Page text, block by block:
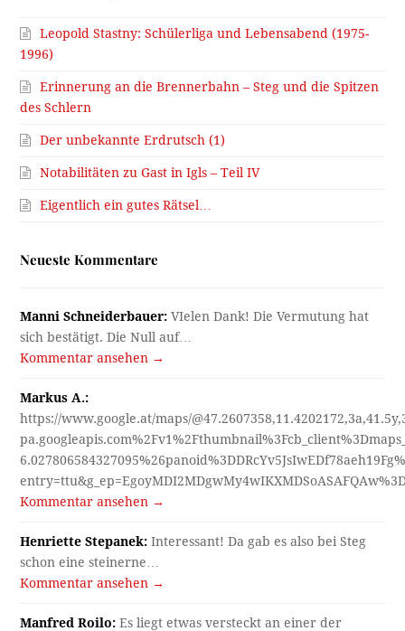
Leopold Stastny: Schülerliga und Lebensabend (1975-
1996)
Erinnerung an die Brennerbahn – Steg und die Spitzen
des Schlern
Der unbekannte Erdrutsch (1)
Notabilitäten zu Gast in Igls – Teil IV
Eigentlich ein gutes Rätsel…
Neueste Kommentare
Manni Schneiderbauer: VIelen Dank! Die Vermutung hat
sich bestätigt. Die Null auf…
Kommentar ansehen →
Markus A.:
https://www.google.at/maps/
Kommentar ansehen →
Henriette Stepanek: Interessant! Da gab es also bei Steg
schon eine steinerne…
Kommentar ansehen →
Manfred Roilo: Es liegt etwas versteckt an einer der